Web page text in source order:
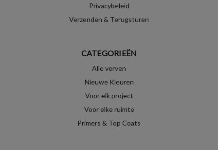
Privacybeleid
Verzenden & Terugsturen
CATEGORIEËN
Alle verven
Nieuwe Kleuren
Voor elk project
Voor elke ruimte
Primers & Top Coats